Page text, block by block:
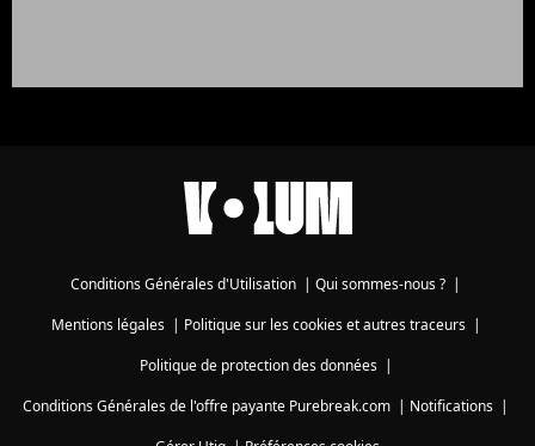
Conditions Générales d'Utilisation Qui sommes-nous ?
Mentions légales| Politique sur les cookies et autres traceurs|
Politique de protection des données|
Conditions Générales de l'offre payante Purebreak.com
Notifications